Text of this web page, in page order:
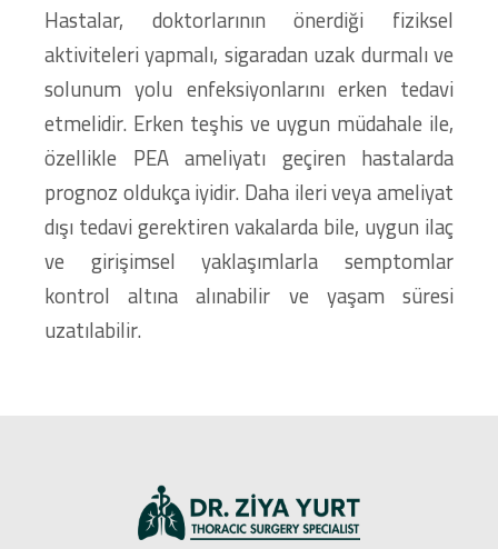
Hastalar, doktorlarının önerdiği fiziksel
aktiviteleri yapmalı, sigaradan uzak durmalı ve
solunum yolu enfeksiyonlarını erken tedavi
etmelidir. Erken teşhis ve uygun müdahale ile,
özellikle PEA ameliyatı geçiren hastalarda
prognoz oldukça iyidir. Daha ileri veya ameliyat
dışı tedavi gerektiren vakalarda bile, uygun ilaç
ve girişimsel yaklaşımlarla semptomlar
kontrol altına alınabilir ve yaşam süresi
uzatılabilir.